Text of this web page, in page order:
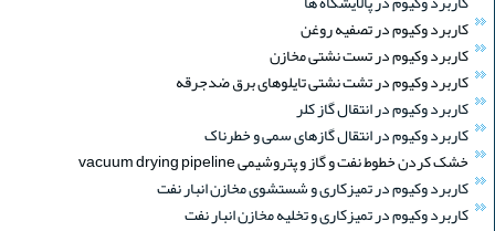
کاربرد وکیوم در تصفیه روغن
کاربرد وکیوم در تست نشتی مخازن
کاربرد وکیوم در تشت نشتی تایلوهای برق ضدجرقه
کاربرد وکیوم در انتقال گاز کلر
کاربرد وکیوم در انتقال گازهای سمی و خطرناک
خشک کردن خطوط نفت و گاز و پتروشیمی vacuum drying pipeline
کاربرد وکیوم در تمیزکاری و شستشوی مخازن انبار نفت
کاربرد وکیوم در تمیزکاری و تخلیه مخازن انبار نفت